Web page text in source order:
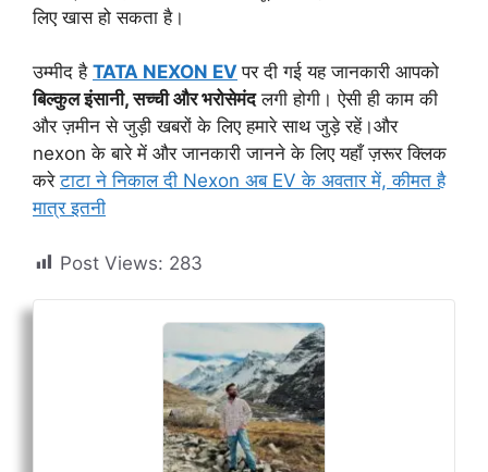
लिए खास हो सकता है।
उम्मीद है TATA NEXON EV पर दी गई यह जानकारी आपको
बिल्कुल इंसानी, सच्ची और भरोसेमंदलगी होगी। ऐसी ही काम की
और ज़मीन से जुड़ी खबरों के लिए हमारे साथ जुड़े रहें।और
nexon के बारे में और जानकारी जानने के लिए यहाँ ज़रूर क्लिक
करेटाटा ने निकाल दी Nexon अब EV के अवतार में, कीमत है
मात्र इतनी
Post Views: 283